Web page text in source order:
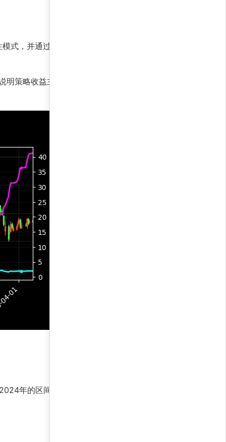
式，并通过自适应风险控制模块，在趋势延续
策略收益主要来源于选时和品种配置，而非
年的区间震荡中，它利用套利和对冲机制将